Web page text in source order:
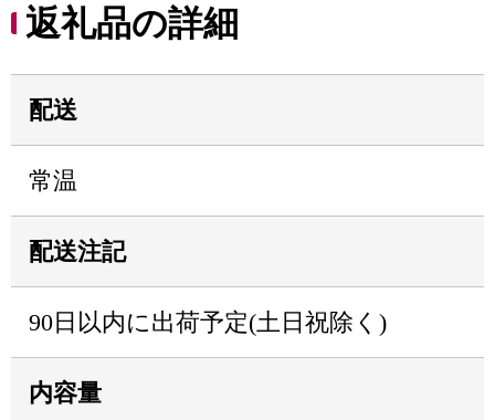
返礼品の詳細
配送
常温
配送注記
90日以内に出荷予定(土日祝除く)
内容量